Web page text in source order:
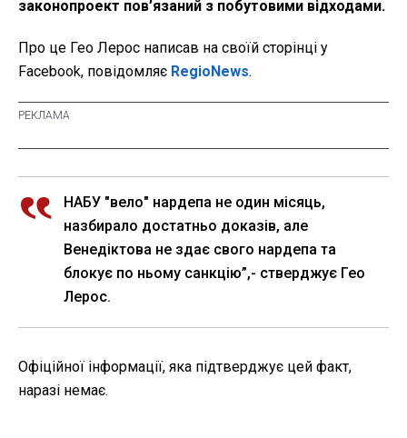
законопроект пов’язаний з побутовими відходами.
Про це Гео Лерос написав на своїй сторінці у
Facebook, повідомляє RegioNews.
НАБУ "вело" нардепа не один місяць,
назбирало достатньо доказів, але
Венедіктова не здає свого нардепа та
блокує по ньому санкцію”,- стверджує Гео
Лерос.
Офіційної інформації, яка підтверджує цей факт,
наразі немає.